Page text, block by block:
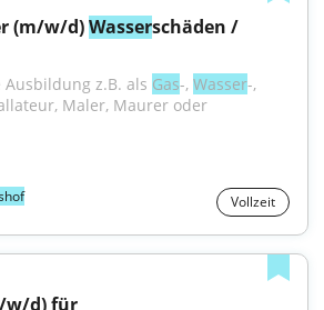
(m/w/d) Wasserschäden /
Ausbildung z.B. als Gas-, Wasser-,
Maler, Maurer oder
Vollzeit